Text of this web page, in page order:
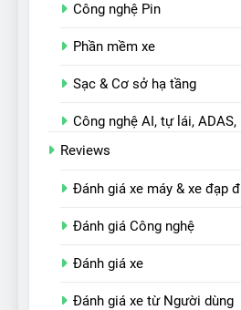
Công nghệ Pin
Phần mềm xe
Sạc & Cơ sở hạ tầng
Công nghệ AI, tự lái, ADAS,
Reviews
Đánh giá xe máy & xe đạp
Đánh giá Công nghệ
Đánh giá xe
Đánh giá xe từ Người dùng